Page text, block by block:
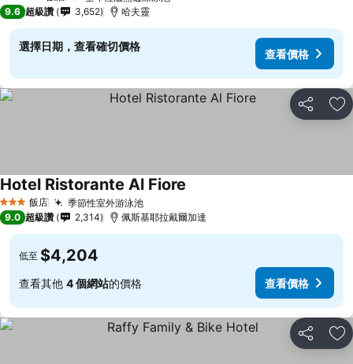
9.6 超級讚 3,652 哈夫靈
選擇日期，查看確切價格
查看價格
分享 加
3 星級 飯店 季節性室外游泳池查看價格
Hotel Ristorante Al Fiore
9.0 超級讚 2,314 佩斯基耶拉戴爾加達
低至 $4,204
查看其他 4 個網站的價格 查看價格
分享 加